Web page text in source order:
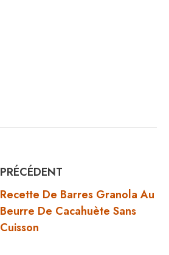
PRÉCÉDENT
Recette De Barres Granola Au
Beurre De Cacahuète Sans
Cuisson